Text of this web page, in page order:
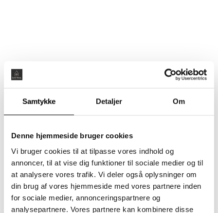
Samtykke Detaljer Om
Denne hjemmeside bruger cookies
Vi bruger cookies til at tilpasse vores indhold og
annoncer, til at vise dig funktioner til sociale medier og til
at analysere vores trafik. Vi deler også oplysninger om
din brug af vores hjemmeside med vores partnere inden
for sociale medier, annonceringspartnere og
analysepartnere. Vores partnere kan kombinere disse